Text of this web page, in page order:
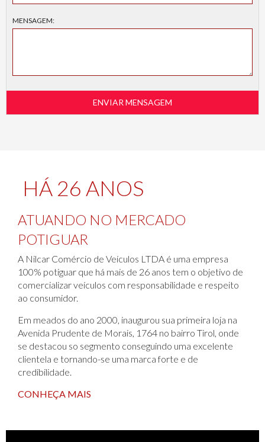
MENSAGEM:
HÁ 26 ANOS
ATUANDO NO MERCADO
POTIGUAR
A Nilcar Comércio de Veículos LTDA é uma empresa
100% potiguar que há mais de 26 anos tem o objetivo de
comercializar veículos com responsabilidade e respeito
ao consumidor.
Em meados do ano 2000, inaugurou sua primeira loja na
Avenida Prudente de Morais, 1764 no bairro Tirol, onde
se destacou so segmento conseguindo uma excelente
clientela e tornando-se uma marca forte e de
credibilidade.
CONHEÇA MAIS